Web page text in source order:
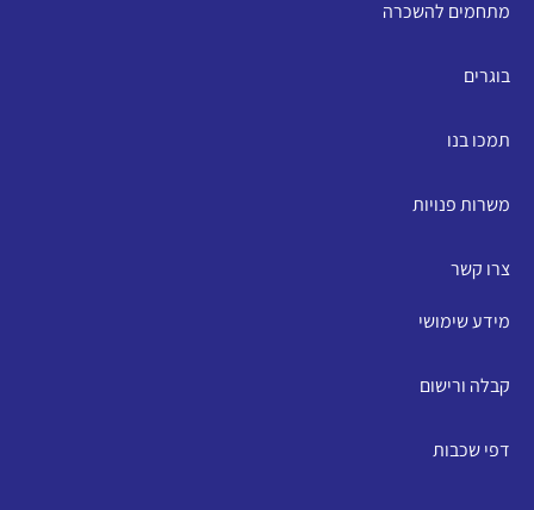
מתחמים להשכרה
בוגרים
תמכו בנו
משרות פנויות
צרו קשר
מידע שימושי
קבלה ורישום
דפי שכבות